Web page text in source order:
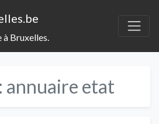
à Bruxelles.
annuaire etat